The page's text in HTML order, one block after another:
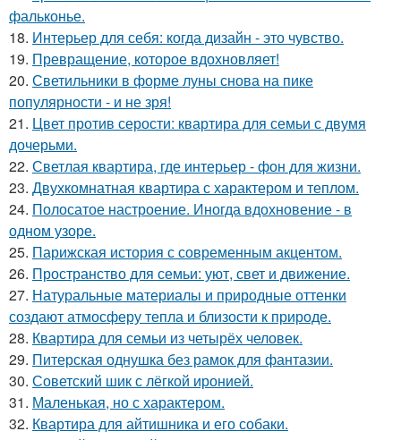
фальконье.
18. Интерьер для себя: когда дизайн - это чувство.
19. Превращение, которое вдохновляет!
20. Светильники в форме луны снова на пике
популярности - и не зря!
21. Цвет против серости: квартира для семьи с двумя
дочерьми.
22. Светлая квартира, где интерьер - фон для жизни.
23. Двухкомнатная квартира с характером и теплом.
24. Полосатое настроение. Иногда вдохновение - в
одном узоре.
25. Парижская история с современным акцентом.
26. Пространство для семьи: уют, свет и движение.
27. Натуральные материалы и природные оттенки
создают атмосферу тепла и близости к природе.
28. Квартира для семьи из четырёх человек.
29. Питерская однушка без рамок для фантазии.
30. Советский шик с лёгкой иронией.
31. Маленькая, но с характером.
32. Квартира для айтишника и его собаки.